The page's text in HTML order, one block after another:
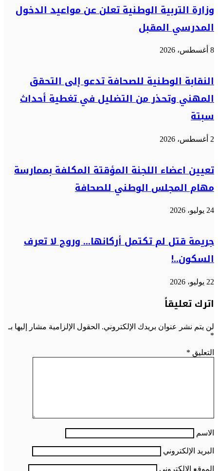
وزارة التربية الوطنية تعلن عن مواعيد الدخول
المدرسي المقبل
8 أغسطس، 2026
النقابة الوطنية للصحافة تدعو إلى التحقق
المهني وتحذر من التضليل في تغطية أحداث
سبتة
2 أغسطس، 2026
تعيين اعضاء اللجنة المؤقتة المكلفة بممارسة
مهام المجلس الوطني للصحافة
24 يوليو، 2026
جريمة قتل لم تكتمل أركانها… وروح لا تعرف
السكون..!
22 يوليو، 2026
اترك تعليقاً
لن يتم نشر عنوان بريدك الإلكتروني. الحقول الإلزامية مشار إليها بـ
*
التعليق *
الاسم
البريد الإلكتروني
الموقع الإلكتروني